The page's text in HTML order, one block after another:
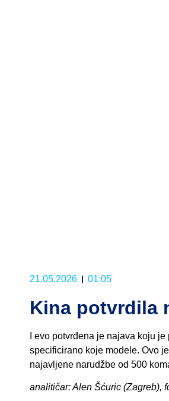
21.05.2026 01:05
Kina potvrdila
I evo potvrđena je najava koju
specificirano koje modele. Ovo
najavljene narudžbe od 500
analitičar: Alen Šćuric (Zagreb),